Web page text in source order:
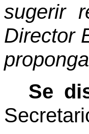
sugerir
Director
Se